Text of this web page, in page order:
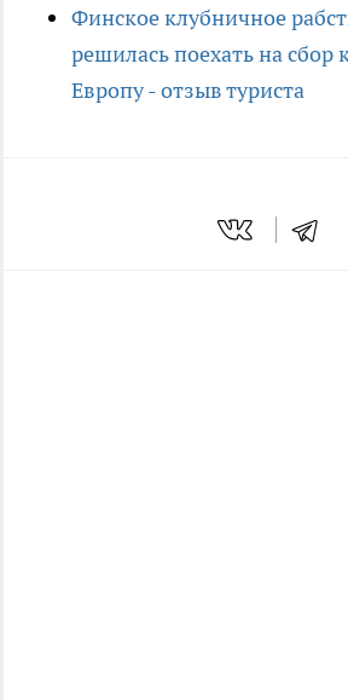
Финское клубничное
решилась поехать на сбор
Европу - отзыв туриста